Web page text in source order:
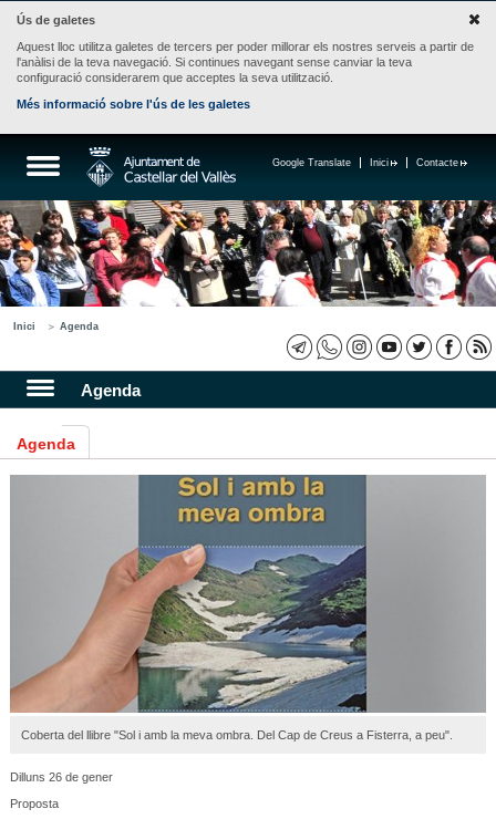
Ús de galetes
Aquest lloc utilitza galetes de tercers per poder millorar els nostres serveis a partir de
l'anàlisi de la teva navegació. Si continues navegant sense canviar la teva
configuració considerarem que acceptes la seva utilització.
Més informació sobre l'ús de les galetes
Contacte
Inici
Google Translate
Inici Agenda
Agenda
Agenda
Coberta del llibre "Sol i amb la meva ombra. Del Cap de Creus a Fisterra, a peu".
Dilluns 26 de gener
Proposta